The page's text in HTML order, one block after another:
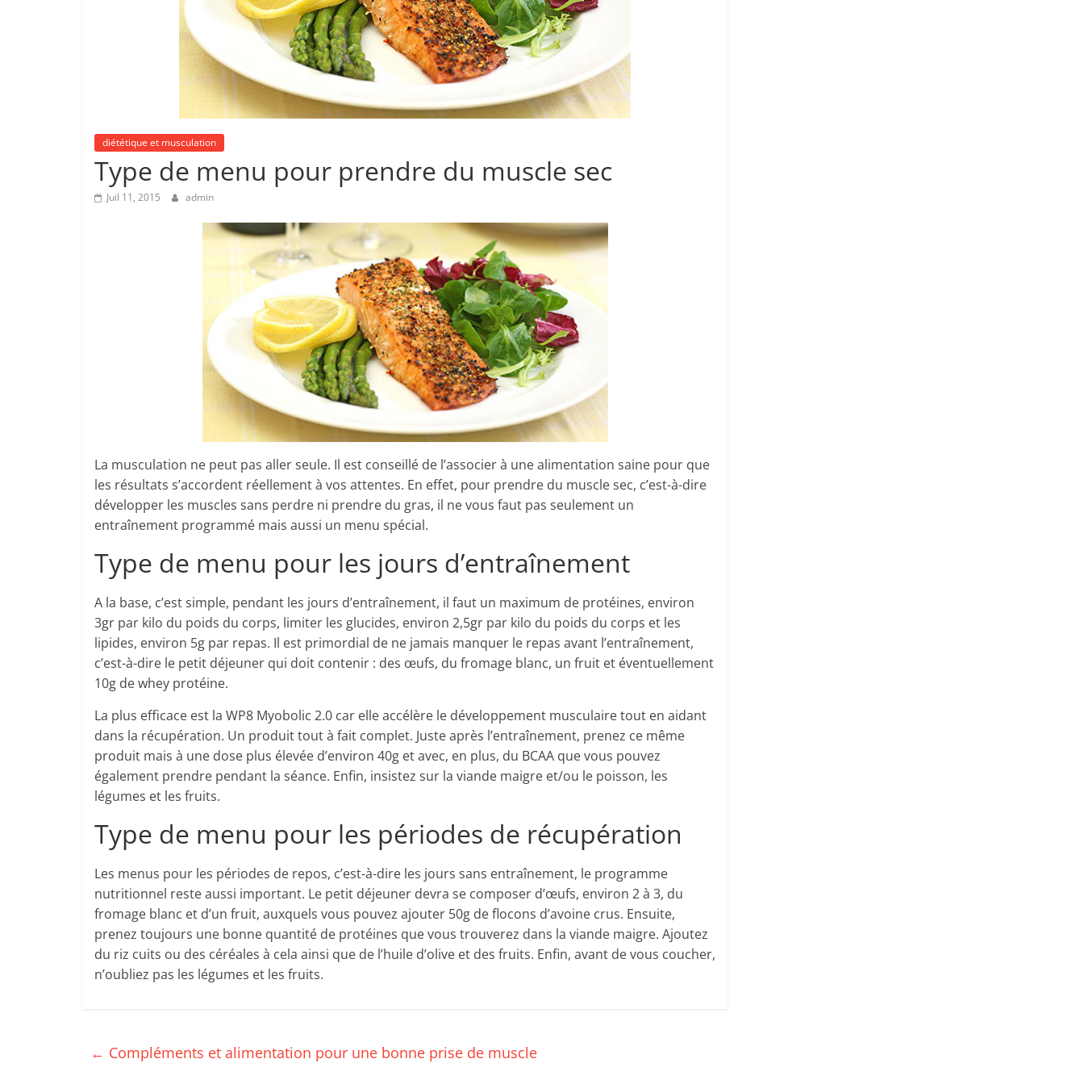
diététique et musculation
Type de menu pour prendre du muscle sec
Juil 11, 2015 admin
La musculation ne peut pas aller seule. Il est conseillé de l’associer à une alimentation saine pour que
les résultats s’accordent réellement à vos attentes. En effet, pour prendre du muscle sec, c’est-à-dire
développer les muscles sans perdre ni prendre du gras, il ne vous faut pas seulement un
entraînement programmé mais aussi un menu spécial.
Type de menu pour les jours d’entraînement
A la base, c’est simple, pendant les jours d’entraînement, il faut un maximum de protéines, environ
3gr par kilo du poids du corps, limiter les glucides, environ 2,5gr par kilo du poids du corps et les
lipides, environ 5g par repas. Il est primordial de ne jamais manquer le repas avant l’entraînement,
c’est-à-dire le petit déjeuner qui doit contenir : des œufs, du fromage blanc, un fruit et éventuellement
10g de whey protéine.
La plus efficace est la WP8 Myobolic 2.0 car elle accélère le développement musculaire tout en aidant
dans la récupération. Un produit tout à fait complet. Juste après l’entraînement, prenez ce même
produit mais à une dose plus élevée d’environ 40g et avec, en plus, du BCAA que vous pouvez
également prendre pendant la séance. Enfin, insistez sur la viande maigre et/ou le poisson, les
légumes et les fruits.
Type de menu pour les périodes de récupération
Les menus pour les périodes de repos, c’est-à-dire les jours sans entraînement, le programme
nutritionnel reste aussi important. Le petit déjeuner devra se composer d’œufs, environ 2 à 3, du
fromage blanc et d’un fruit, auxquels vous pouvez ajouter 50g de flocons d’avoine crus. Ensuite,
prenez toujours une bonne quantité de protéines que vous trouverez dans la viande maigre. Ajoutez
du riz cuits ou des céréales à cela ainsi que de l’huile d’olive et des fruits. Enfin, avant de vous coucher,
n’oubliez pas les légumes et les fruits.
← Compléments et alimentation pour une bonne prise de muscle